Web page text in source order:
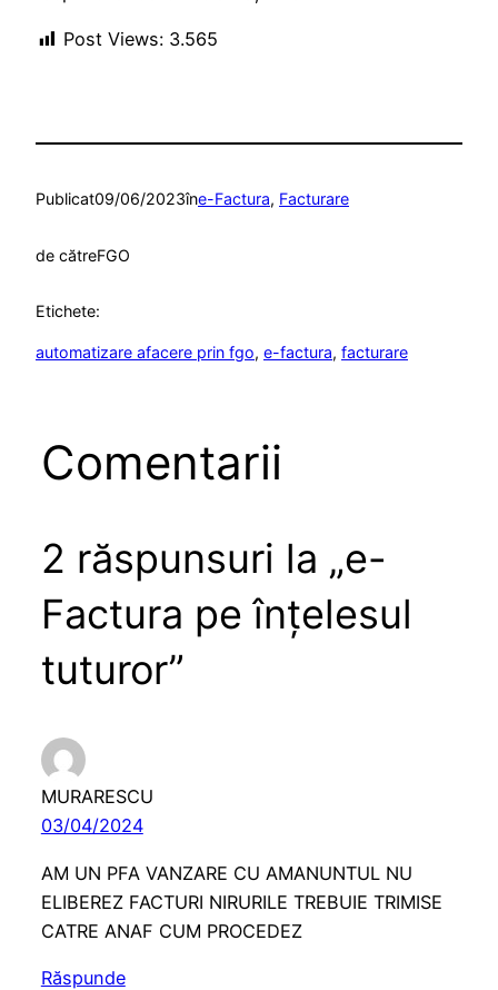
Post Views: 3.565
Publicat09/06/2023îne-Factura, Facturare
de cătreFGO
Etichete:
automatizare afacere prin fgo, e-factura, facturare
Comentarii
2 răspunsuri la „e-
Factura pe înţelesul
tuturor”
MURARESCU
03/04/2024
AM UN PFA VANZARE CU AMANUNTUL NU
ELIBEREZ FACTURI NIRURILE TREBUIE TRIMISE
CATRE ANAF CUM PROCEDEZ
Răspunde